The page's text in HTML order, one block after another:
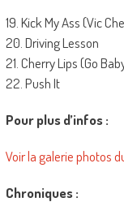
19. Kick My Ass (Vic
20. Driving Lesson
21. Cherry Lips (Go
22. Push It
Pour plus d’infos :
Voir la galerie photos
Chroniques :